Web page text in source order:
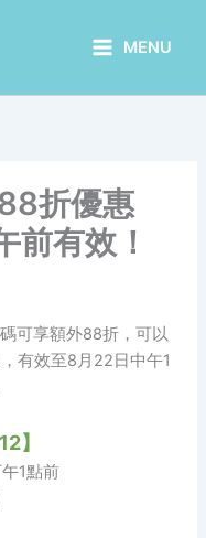
MENU
折優惠
前有效！
可享額外88折，可以
有效至8月22日中午1
】
1點前